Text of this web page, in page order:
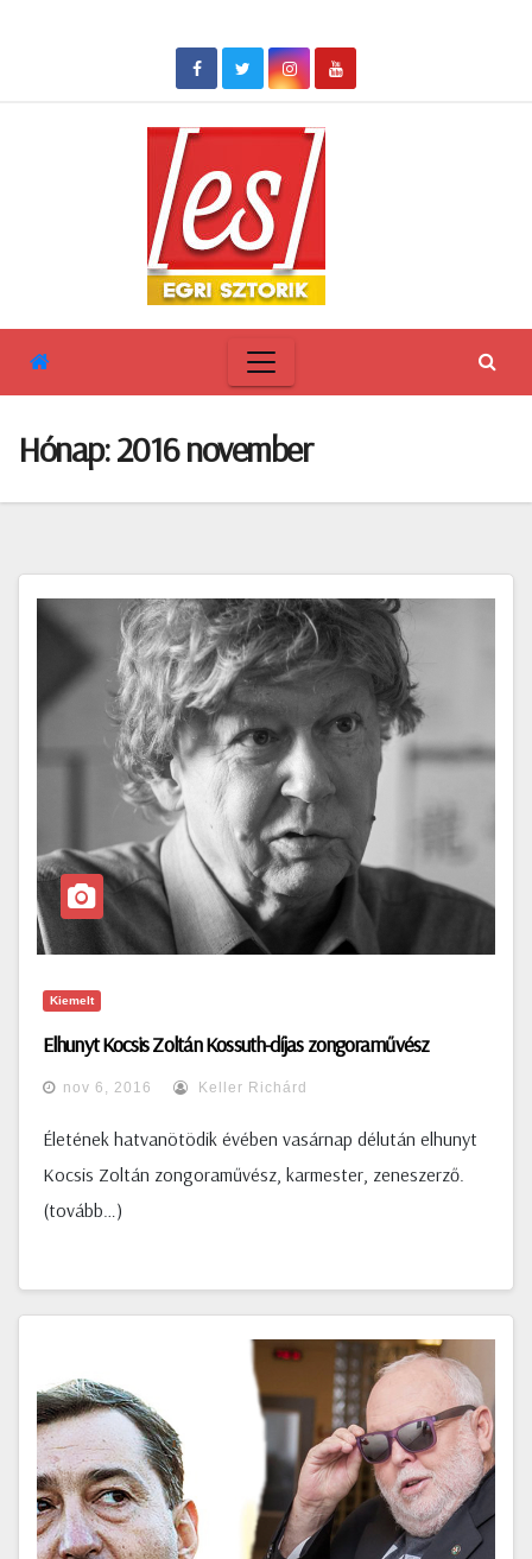
Hónap:2016 november
Kiemelt
Elhunyt Kocsis Zoltán Kossuth-díjas zongoraművész
nov 6, 2016 Keller Richárd
Életének hatvanötödik évében vasárnap délután elhunyt
Kocsis Zoltán zongoraművész, karmester, zeneszerző.
(tovább…)